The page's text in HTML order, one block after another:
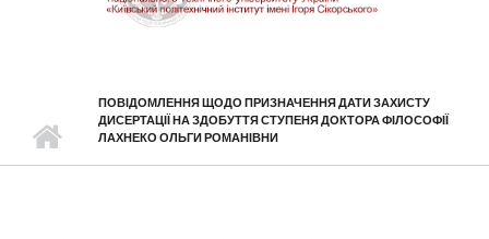
ПОВІДОМЛЕННЯ ЩОДО ПРИЗНАЧЕННЯ ДАТИ ЗАХИСТУ
ДИСЕРТАЦІЇ НА ЗДОБУТТЯ СТУПЕНЯ ДОКТОРА ФІЛОСОФІЇ
ЛАХНЕКО ОЛЬГИ РОМАНІВНИ